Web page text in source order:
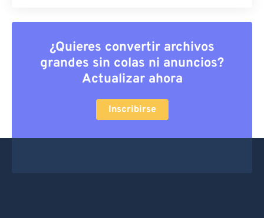
¿Quieres convertir archivos
grandes sin colas ni anuncios?
Actualizar ahora
Inscribirse